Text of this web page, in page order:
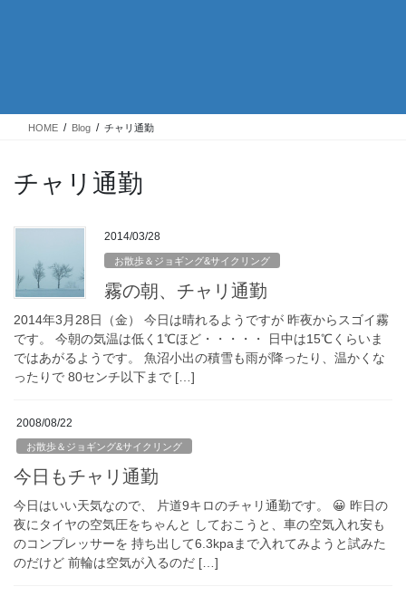
HOME Blog チャリ通勤
チャリ通勤
2014/03/28
お散歩＆ジョギング&サイクリング
霧の朝、チャリ通勤
2014年3月28日（金） 今日は晴れるようですが 昨夜からスゴイ霧
です。 今朝の気温は低く1℃ほど・・・・・ 日中は15℃くらいま
ではあがるようです。 魚沼小出の積雪も雨が降ったり、温かくな
ったりで 80センチ以下まで […]
2008/08/22
お散歩＆ジョギング&サイクリング
今日もチャリ通勤
今日はいい天気なので、 片道9キロのチャリ通勤です。 😀 昨日の
夜にタイヤの空気圧をちゃんと しておこうと、車の空気入れ安も
のコンプレッサーを 持ち出して6.3kpaまで入れてみようと試みた
のだけど 前輪は空気が入るのだ […]